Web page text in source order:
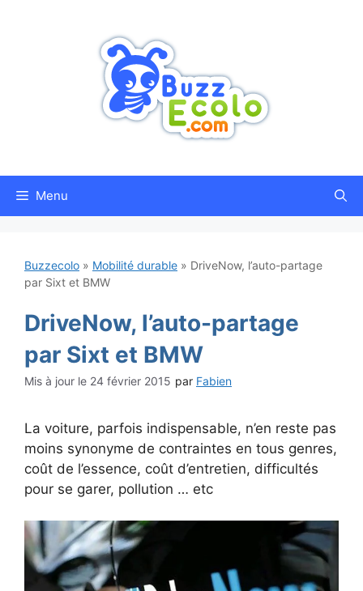
Menu
Buzzecolo » Mobilité durable » DriveNow, l’auto-partage
par Sixt et BMW
DriveNow, l’auto-partage
par Sixt et BMW
24 février 2015 par Fabien
La voiture, parfois indispensable, n’en reste pas
moins synonyme de contraintes en tous genres,
coût de l’essence, coût d’entretien, difficultés
pour se garer, pollution … etc